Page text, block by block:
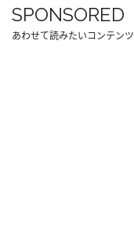
SPONSORED
あわせて読みたいコンテンツ